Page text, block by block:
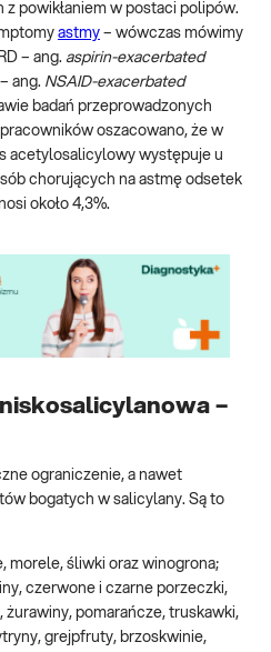
powikłaniem w postaci polipów.
astmy – wówczas mówimy
– ang. aspirin-exacerbated
ang. NSAID-exacerbated
badań przeprowadzonych
oszacowano, że w
acetylosalicylowy występuje u
chorujących na astmę odsetek
około 4,3%.
–
ograniczenie, a nawet
bogatych w salicylany. Są to
morele, śliwki oraz winogrona;
czerwone i czarne porzeczki,
żurawiny, pomarańcze, truskawki,
grejpfruty, brzoskwinie,